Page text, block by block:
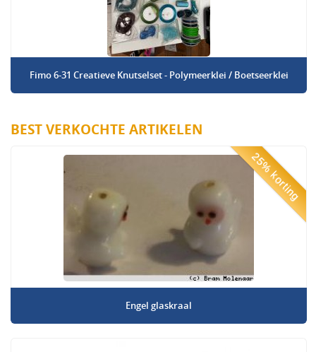
Fimo 6-31 Creatieve Knutselset - Polymeerklei / Boetseerklei
BEST VERKOCHTE ARTIKELEN
25% korting
Engel glaskraal